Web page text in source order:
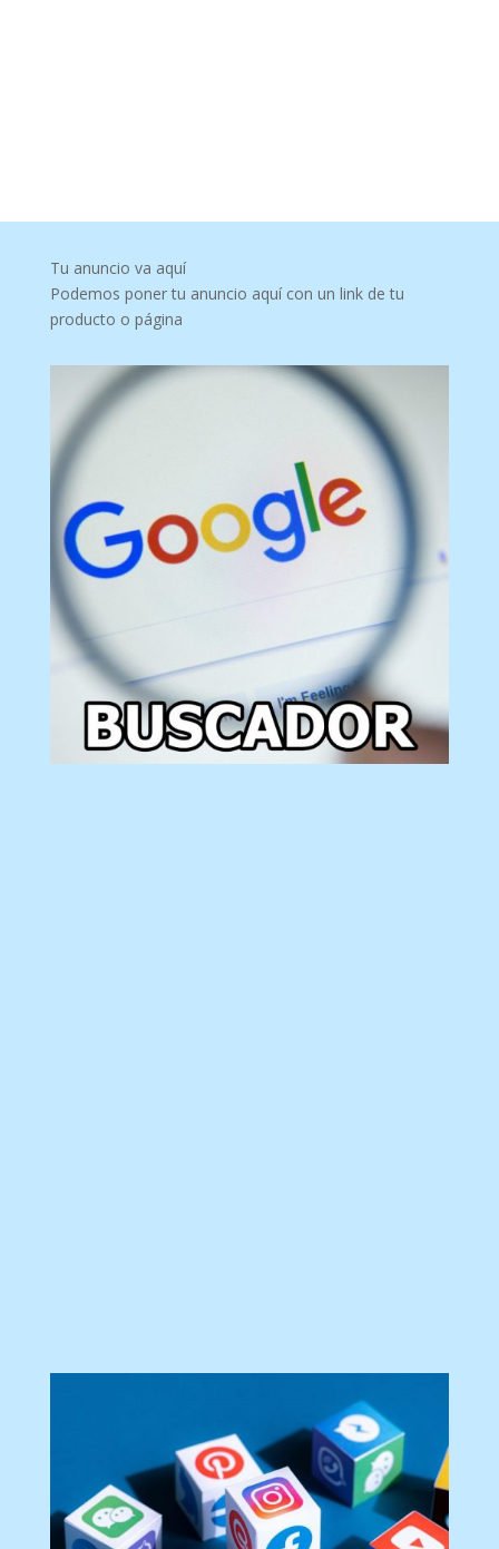
Tu anuncio va aquí
Podemos poner tu anuncio aquí con un link de tu
producto o página